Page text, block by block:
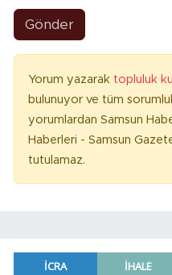
Gönder
Yorum yazarak topluluk
bulunuyor ve tüm
yorumlardan Samsun
Haberleri - Samsun
tutulamaz.